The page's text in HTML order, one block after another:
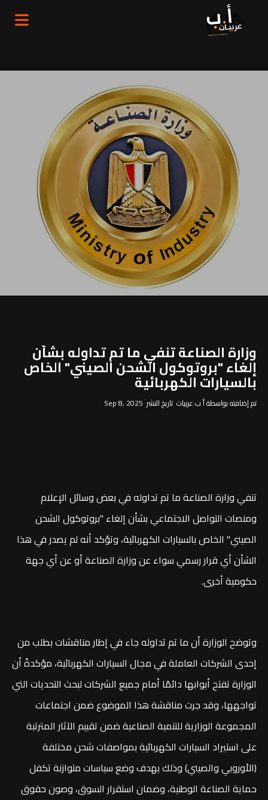
وزارة الصناعة تنفي ما تم تداوله بشأن
إلغاء "بروتوكول الشحن الصيني" الخاص
بالسيارات الكهربائية
تم إضافته بواسطة أ ب عربيات تاريخ النشر Sep 8, 2025
تنفي وزارة الصناعة ما تم تداوله في بعض وسائل الإعلام
ومنصات التواصل الاجتماعي بشأن إلغاء "بروتوكول الشحن
الصيني" الخاص بالسيارات الكهربائية، وتؤكد أنه لم يصدر في هذا
الشأن أي قرار رسمي سواء عن وزارة الصناعة أو عن أي جهة
حكومية أخرى.
وتوضح الوزارة أن ما تم تداوله جاء في إطار مناقشات بطلب من
إحدى الشركات العاملة في مجال السيارات الكهربائية، مؤكدةً أن
الوزارة تفتح أبوابها دائمًا أمام جميع الشركات لبحث التحديات التي
تواجهها، وقد جرت مناقشة هذا الموضوع ضمن اجتماعات
المجموعة الوزارية للتنمية الصناعية ضمن تقييم الآثار المترتبة
على استيراد السيارات الكهربائية بمواصفات شحن مختلفة
(الأوروبي والصيني) وذلك بهدف وضع سياسات متوازنة تكفل
حماية الصناعة الوطنية، وضمان استقرار السوق، وصون حقوق